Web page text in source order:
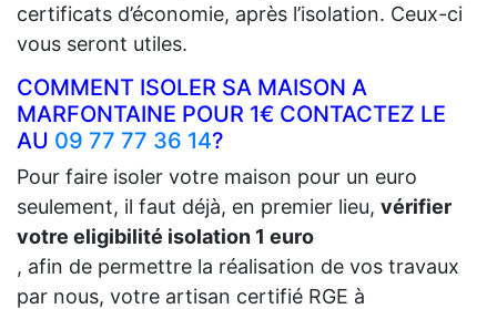
certificats d’économie, après l’isolation. Ceux-ci
vous seront utiles.
COMMENT ISOLER SA MAISON A
MARFONTAINE POUR 1€ CONTACTEZ LE
AU 09 77 77 36 14?
Pour faire isoler votre maison pour un euro
seulement, il faut déjà, en premier lieu, vérifier
votre eligibilité isolation 1 euro
, afin de permettre la réalisation de vos travaux
par nous, votre artisan certifié RGE à